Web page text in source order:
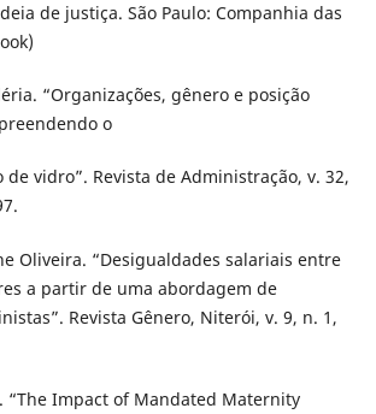
de justiça. São Paulo: Companhia das
“Organizações, gênero e posição
o
vidro”. Revista de Administração, v. 32,
Oliveira. “Desigualdades salariais entre
a partir de uma abordagem de
Revista Gênero, Niterói, v. 9, n. 1,
“The Impact of Mandated Maternity